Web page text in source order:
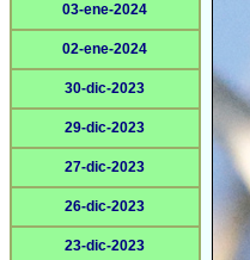
03-ene-2024
02-ene-2024
30-dic-2023
29-dic-2023
27-dic-2023
26-dic-2023
23-dic-2023